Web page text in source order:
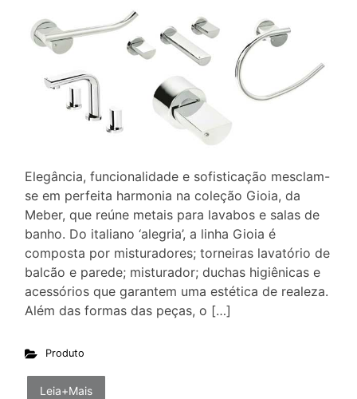
Elegância, funcionalidade e sofisticação mesclam-
se em perfeita harmonia na coleção Gioia, da
Meber, que reúne metais para lavabos e salas de
banho. Do italiano ‘alegria’, a linha Gioia é
composta por misturadores; torneiras lavatório de
balcão e parede; misturador; duchas higiênicas e
acessórios que garantem uma estética de realeza.
Além das formas das peças, o […]
Produto
Leia+Mais